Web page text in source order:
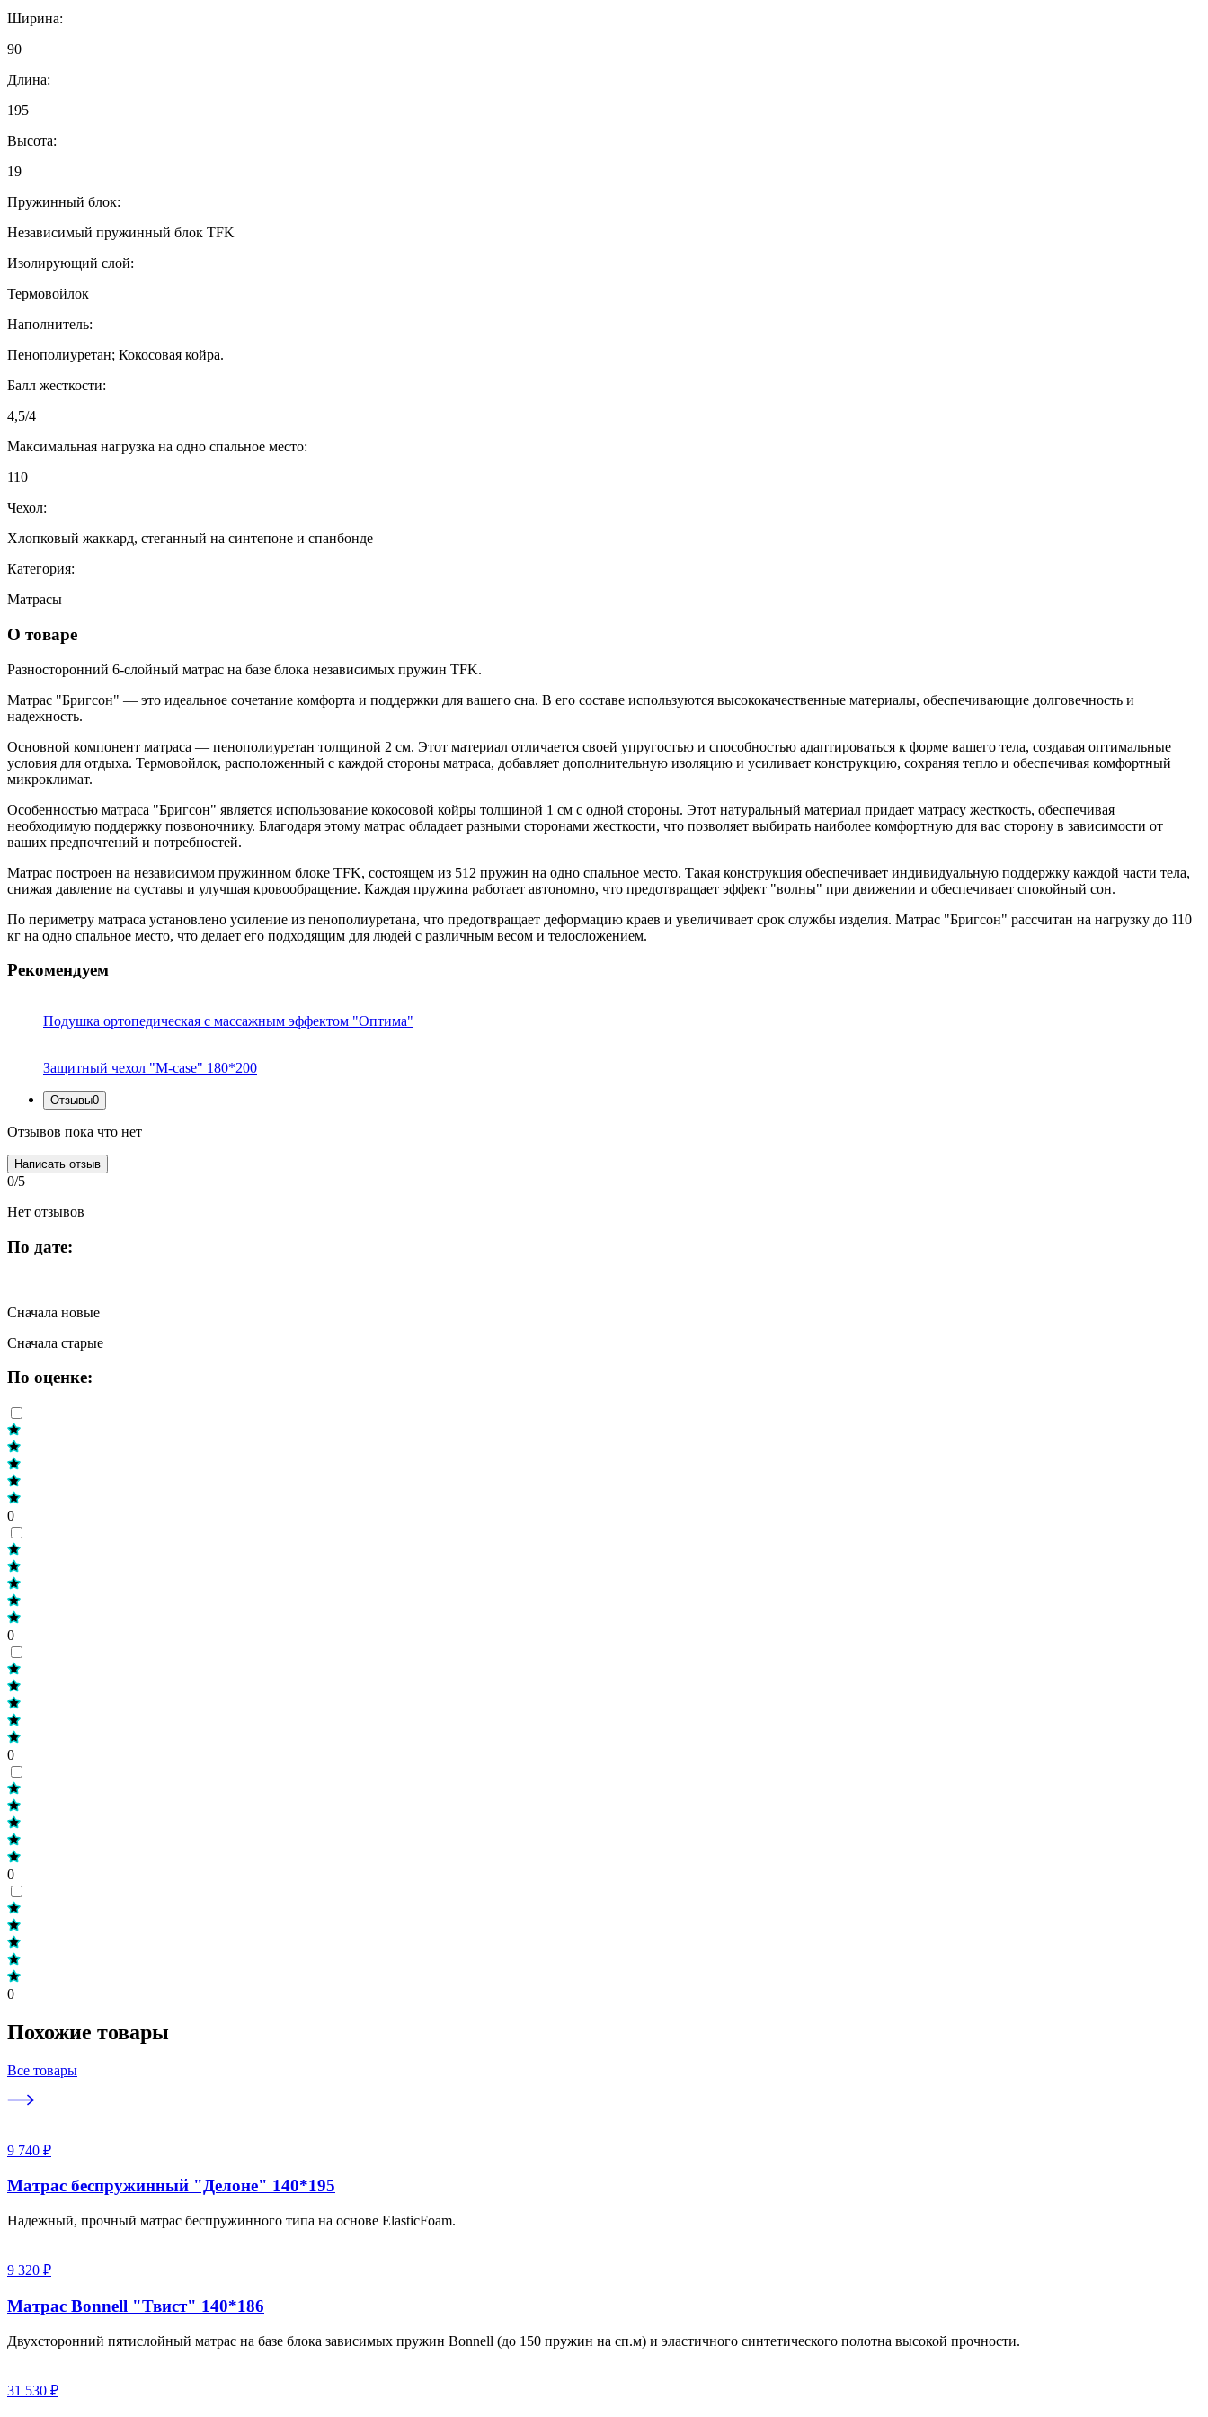
Ширина:
90
Длина:
195
Высота:
19
Пружинный блок:
Независимый пружинный блок TFK
Изолирующий слой:
Термовойлок
Наполнитель:
Пенополиуретан; Кокосовая койра.
Балл жесткости:
4,5/4
Максимальная нагрузка на одно спальное место:
110
Чехол:
Хлопковый жаккард, стеганный на синтепоне и спанбонде
Категория:
Матрасы
О товаре
Разносторонний 6-слойный матрас на базе блока независимых пружин TFK.
Матрас "Бригсон" — это идеальное сочетание комфорта и поддержки для вашего сна. В его составе используются высококачественные материалы, обеспечивающие долговечность и
надежность.
Основной компонент матраса — пенополиуретан толщиной 2 см. Этот материал отличается своей упругостью и способностью адаптироваться к форме вашего тела, создавая оптимальные
условия для отдыха. Термовойлок, расположенный с каждой стороны матраса, добавляет дополнительную изоляцию и усиливает конструкцию, сохраняя тепло и обеспечивая комфортный
микроклимат.
Особенностью матраса "Бригсон" является использование кокосовой койры толщиной 1 см с одной стороны. Этот натуральный материал придает матрасу жесткость, обеспечивая
необходимую поддержку позвоночнику. Благодаря этому матрас обладает разными сторонами жесткости, что позволяет выбирать наиболее комфортную для вас сторону в зависимости от
ваших предпочтений и потребностей.
Матрас построен на независимом пружинном блоке TFK, состоящем из 512 пружин на одно спальное место. Такая конструкция обеспечивает индивидуальную поддержку каждой части тела,
снижая давление на суставы и улучшая кровообращение. Каждая пружина работает автономно, что предотвращает эффект "волны" при движении и обеспечивает спокойный сон.
По периметру матраса установлено усиление из пенополиуретана, что предотвращает деформацию краев и увеличивает срок службы изделия. Матрас "Бригсон" рассчитан на нагрузку до 110
кг на одно спальное место, что делает его подходящим для людей с различным весом и телосложением.
Рекомендуем
Подушка ортопедическая с массажным эффектом "Оптима"
Защитный чехол "M-case" 180*200
Отзывы0
Отзывов пока что нет
Написать отзыв
0/5
Нет отзывов
По дате:
Сначала новые
Сначала старые
По оценке:
0
0
0
0
0
Похожие товары
Все товары
9 740 ₽
Матрас беспружинный "Делоне" 140*195
Надежный, прочный матрас беспружинного типа на основе ElasticFoam.
9 320 ₽
Матрас Bonnell "Твист" 140*186
Двухсторонний пятислойный матрас на базе блока зависимых пружин Bonnell (до 150 пружин на сп.м) и эластичного синтетического полотна высокой прочности.
31 530 ₽